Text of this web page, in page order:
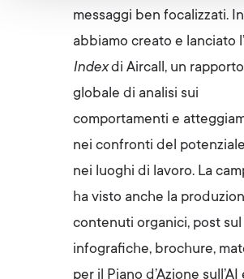
messaggi ben focalizzati.
abbiamo creato e lanciato l’
Indexdi Aircall, un rapporto
globale di analisi sui
comportamenti e
nei confronti del potenziale
nei luoghi di lavoro. La
ha visto anche la
contenuti organici, post sul
infografiche, brochure,